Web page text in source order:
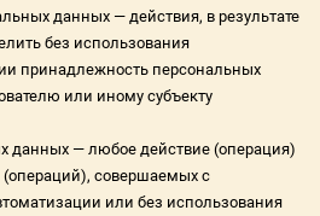
данных — действия, в результате
без использования
принадлежность персональных
или иному субъекту
данных — любое действие (операция)
(операций), совершаемых с
или без использования